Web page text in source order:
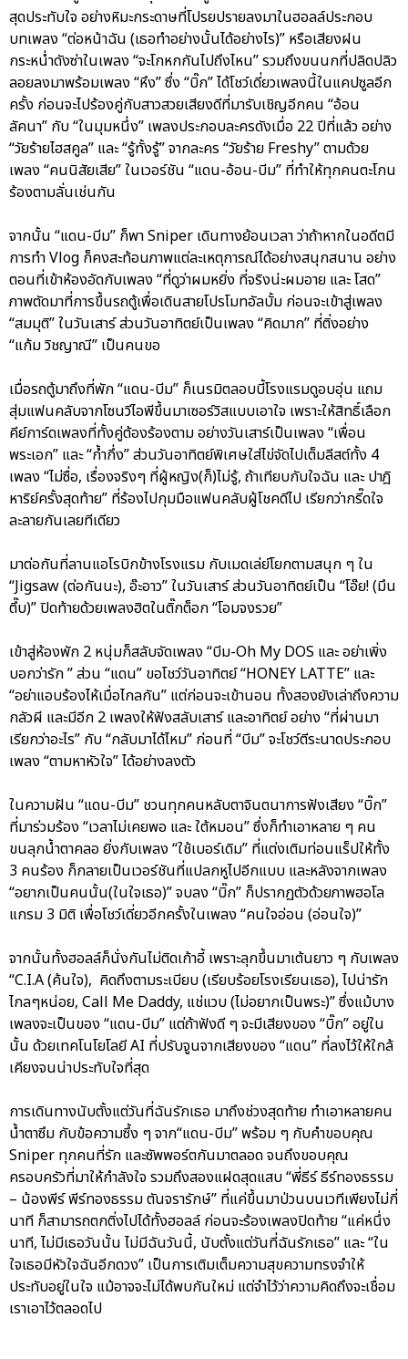
สุดประทับใจ อย่างหิมะกระดาษที่โปรยปรายลงมาในฮอลล์ประกอบ
บทเพลง “ต่อหน้าฉัน (เธอทำอย่างนั้นได้อย่างไร)” หรือเสียงฝน
กระหน่ำดังซ่าในเพลง “จะโกหกกันไปถึงไหน” รวมถึงขนนกที่ปลิดปลิว
ลอยลงมาพร้อมเพลง “หึง” ซึ่ง “บิ๊ก” ได้โชว์เดี่ยวเพลงนี้ในแคปซูลอีก
ครั้ง ก่อนจะไปร้องคู่กับสาวสวยเสียงดีที่มารับเชิญอีกคน “อ้อน
ลัคนา” กับ “ในมุมหนึ่ง” เพลงประกอบละครดังเมื่อ 22 ปีที่แล้ว อย่าง
“วัยร้ายไฮสคูล” และ “รู้ทั้งรู้” จากละคร “วัยร้าย Freshy” ตามด้วย
เพลง “คนนิสัยเสีย” ในเวอร์ชัน “แดน-อ้อน-บีม” ที่ทำให้ทุกคนตะโกน
ร้องตามลั่นเช่นกัน
จากนั้น “แดน-บีม” ก็พา Sniper เดินทางย้อนเวลา ว่าถ้าหากในอดีตมี
การทำ Vlog ก็คงสะท้อนภาพแต่ละเหตุการณ์ได้อย่างสนุกสนาน อย่าง
ตอนที่เข้าห้องอัดกับเพลง “ที่ดูว่าผมหยิ่ง ที่จริงน่ะผมอาย และ โสด”
ภาพตัดมาที่การขึ้นรถตู้เพื่อเดินสายโปรโมทอัลบั้ม ก่อนจะเข้าสู่เพลง
“สมมุติ” ในวันเสาร์ ส่วนวันอาทิตย์เป็นเพลง “คิดมาก” ที่ติ่งอย่าง
“แก้ม วิชญาณี” เป็นคนขอ
เมื่อรถตู้มาถึงที่พัก “แดน-บีม” ก็เนรมิตลอบบี้โรงแรมดูอบอุ่น แถม
สุ่มแฟนคลับจากโซนวีไอพีขึ้นมาเซอร์วิสแบบเอาใจ เพราะให้สิทธิ์เลือก
คีย์การ์ดเพลงที่ทั้งคู่ต้องร้องตาม อย่างวันเสาร์เป็นเพลง “เพื่อน
พระเอก” และ “ก้ำกึ่ง” ส่วนวันอาทิตย์พิเศษใส่ไข่จัดไปเต็มลีสต์ทั้ง 4
เพลง “ไม่ซื่อ, เรื่องจริงๆ ที่ผู้หญิง(ก็)ไม่รู้, ถ้าเทียบกับใจฉัน และ ปาฎิ
หาริย์ครั้งสุดท้าย” ที่ร้องไปกุมมือแฟนคลับผู้โชคดีไป เรียกว่ากรี๊ดใจ
ละลายกันเลยทีเดียว
มาต่อกันที่ลานแอโรบิกข้างโรงแรม กับเมดเล่ย์โยกตามสนุก ๆ ใน
“Jigsaw (ต่อกันนะ), อ๊ะอาว” ในวันเสาร์ ส่วนวันอาทิตย์เป็น “โอ๊ย! (มึน
ตึ๊บ)” ปิดท้ายด้วยเพลงฮิตในติ๊กต็อก “โอมจงรวย”
เข้าสู่ห้องพัก 2 หนุ่มก็สลับจัดเพลง “บีม-Oh My DOS และ อย่าเพิ่ง
บอกว่ารัก ” ส่วน “แดน” ขอโชว์วันอาทิตย์ “HONEY LATTE” และ
“อย่าแอบร้องไห้เมื่อไกลกัน” แต่ก่อนจะเข้านอน ทั้งสองยังเล่าถึงความ
กลัวผี และมีอีก 2 เพลงให้ฟังสลับเสาร์ และอาทิตย์ อย่าง “ที่ผ่านมา
เรียกว่าอะไร” กับ “กลับมาได้ไหม” ก่อนที่ “บีม” จะโชว์ตีระนาดประกอบ
เพลง “ตามหาหัวใจ” ได้อย่างลงตัว
ในความฝัน “แดน-บีม” ชวนทุกคนหลับตาจินตนาการฟังเสียง “บิ๊ก”
ที่มาร่วมร้อง “เวลาไม่เคยพอ และ ใต้หมอน” ซึ่งก็ทำเอาหลาย ๆ คน
ขนลุกน้ำตาคลอ ยิ่งกับเพลง “ใช้เบอร์เดิม” ที่แต่งเติมท่อนแร็ปให้ทั้ง
3 คนร้อง ก็กลายเป็นเวอร์ชันที่แปลกหูไปอีกแบบ และหลังจากเพลง
“อยากเป็นคนนั้น(ในใจเธอ)” จบลง “บิ๊ก” ก็ปรากฏตัวด้วยภาพฮอโล
แกรม 3 มิติ เพื่อโชว์เดี่ยวอีกครั้งในเพลง “คนใจอ่อน (อ่อนใจ)”
จากนั้นทั้งฮอลล์ก็นั่งกันไม่ติดเก้าอี้ เพราะลุกขึ้นมาเต้นยาว ๆ กับเพลง
“C.I.A (ค้นใจ), คิดถึงตามระเบียบ (เรียบร้อยโรงเรียนเธอ), ไปน่ารัก
ไกลๆหน่อย, Call Me Daddy, แช่แวบ (ไม่อยากเป็นพระ)” ซึ่งแม้บาง
เพลงจะเป็นของ “แดน-บีม” แต่ถ้าฟังดี ๆ จะมีเสียงของ “บิ๊ก” อยู่ใน
นั้น ด้วยเทคโนโยโลยี AI ที่ปรับจูนจากเสียงของ “แดน” ที่ลงไว้ให้ใกล้
เคียงจนน่าประทับใจที่สุด
การเดินทางนับตั้งแต่วันที่ฉันรักเธอ มาถึงช่วงสุดท้าย ทำเอาหลายคน
น้ำตาซึม กับข้อความซึ้ง ๆ จาก“แดน-บีม” พร้อม ๆ กับคำขอบคุณ
Sniper ทุกคนที่รัก และซัพพอร์ตกันมาตลอด จนถึงขอบคุณ
ครอบครัวที่มาให้กำลังใจ รวมถึงสองแฝดสุดแสบ “พี่ธีร์ ธีร์ทองธรรม
– น้องพีร์ พีร์ทองธรรม ตันจรารักษ์” ที่แค่ขึ้นมาป่วนบนเวทีเพียงไม่กี่
นาที ก็สามารถตกติ่งไปได้ทั้งฮอลล์ ก่อนจะร้องเพลงปิดท้าย “แค่หนึ่ง
นาที, ไม่มีเธอวันนั้น ไม่มีฉันวันนี้, นับตั้งแต่วันที่ฉันรักเธอ” และ “ใน
ใจเธอมีหัวใจฉันอีกดวง” เป็นการเติมเต็มความสุขความทรงจำให้
ประทับอยู่ในใจ แม้อาจจะไม่ได้พบกันใหม่ แต่จำไว้ว่าความคิดถึงจะเชื่อม
เราเอาไว้ตลอดไป